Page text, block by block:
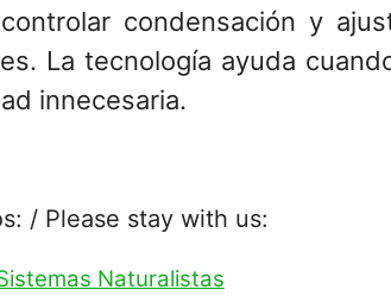
condensación y
La tecnología ayuda
innecesaria.
/ Please stay with us:
Naturalistas